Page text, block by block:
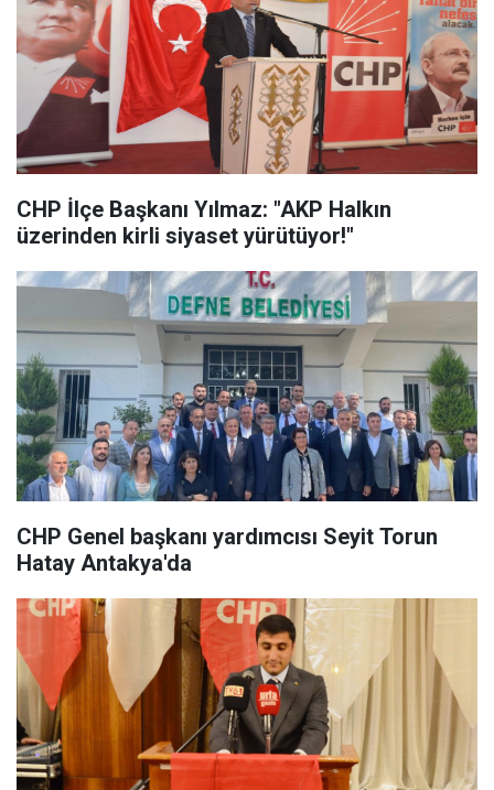
CHP İlçe Başkanı Yılmaz: "AKP Halkın
üzerinden kirli siyaset yürütüyor!"
CHP Genel başkanı yardımcısı Seyit Torun
Hatay Antakya'da